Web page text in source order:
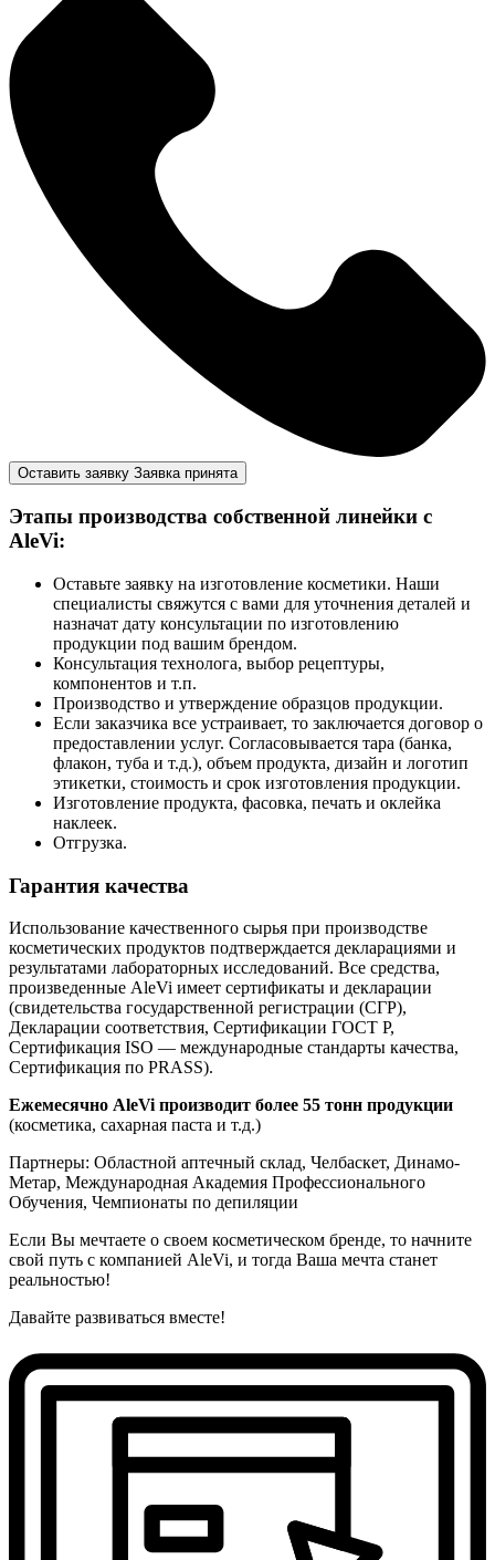
Оставить заявку Заявка принята
Этапы производства собственной линейки с
AleVi:
Оставьте заявку на изготовление косметики. Наши
специалисты свяжутся с вами для уточнения деталей и
назначат дату консультации по изготовлению
продукции под вашим брендом.
Консультация технолога, выбор рецептуры,
компонентов и т.п.
Производство и утверждение образцов продукции.
Если заказчика все устраивает, то заключается договор о
предоставлении услуг. Согласовывается тара (банка,
флакон, туба и т.д.), объем продукта, дизайн и логотип
этикетки, стоимость и срок изготовления продукции.
Изготовление продукта, фасовка, печать и оклейка
наклеек.
Отгрузка.
Гарантия качества
Использование качественного сырья при производстве
косметических продуктов подтверждается декларациями и
результатами лабораторных исследований. Все средства,
произведенные AleVi имеет сертификаты и декларации
(свидетельства государственной регистрации (СГР),
Декларации соответствия, Сертификации ГОСТ Р,
Сертификация ISO — международные стандарты качества,
Сертификация по PRASS).
Ежемесячно AleVi производит более 55 тонн продукции
(косметика, сахарная паста и т.д.)
Партнеры: Областной аптечный склад, Челбаскет, Динамо-
Метар, Международная Академия Профессионального
Обучения, Чемпионаты по депиляции
Если Вы мечтаете о своем косметическом бренде, то начните
свой путь с компанией AleVi, и тогда Ваша мечта станет
реальностью!
Давайте развиваться вместе!